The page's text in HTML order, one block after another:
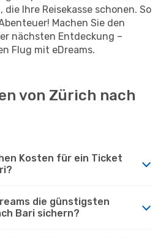
Ihre Reisekasse schonen. So
Machen Sie den
nächsten Entdeckung –
Flug mit eDreams.
von Zürich nach
Kosten für ein Ticket
die günstigsten
Bari sichern?